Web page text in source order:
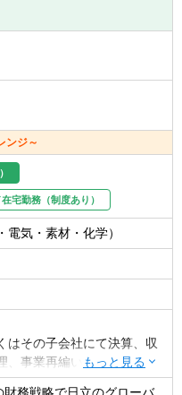
許されません。当社グルー
規模に比べるとまだまだ成
々な面でのレベルアップが
には20名を超えるメンバー
。ほとんどのメンバーが、
若手が活躍する、活気のあ
理念「やる気のある人を広
に報いる組織を作ります」
「成長意欲」の高い優秀な
に良い影響・刺激を与え合
います。
と進化させるため、ガバナ
ー育成を牽引し、共に「不
の目標を達成しませんか？
かし、経理職としてのスキ
す。
としては総勢約40名おり、
務②決算・開示③会計、ほ
推進のチームで構成されて
務に応じチームに所属いた
の状況によってはお互いの
しあうこともあり、協力的
す。
】
本で初めてのミニチュアベ
カーとして誕生し、この約
M&Aを経て企業を拡大して
ンジ～
宅勤務（制度あり）
電気・素材・化学）
はその子会社にて決算、収
、事業再編いずれかの経験
以上)
財務戦略で日立のグローバ